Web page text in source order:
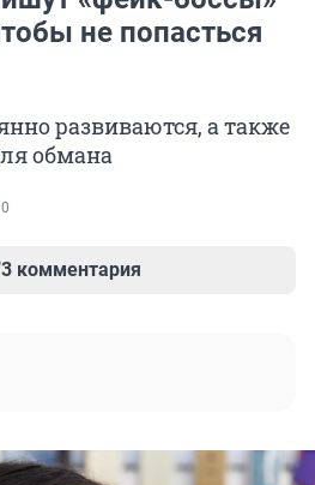
не попасться
развиваются, а также
обмана
комментария